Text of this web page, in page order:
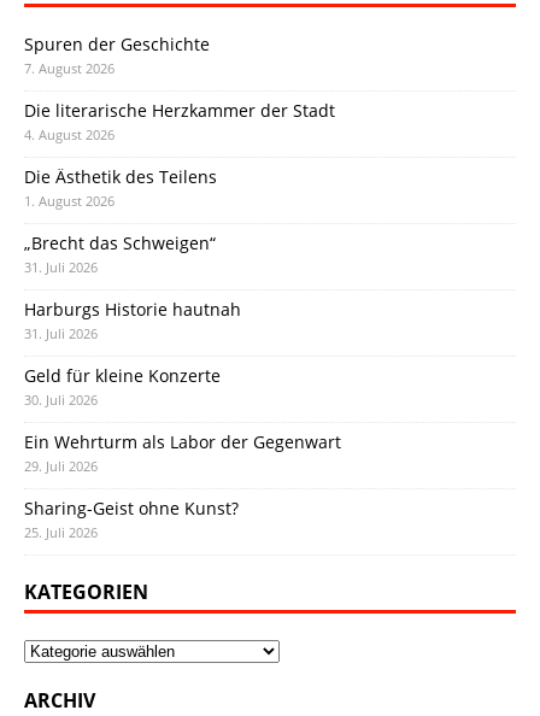
Spuren der Geschichte
7. August 2026
Die literarische Herzkammer der Stadt
4. August 2026
Die Ästhetik des Teilens
1. August 2026
„Brecht das Schweigen“
31. Juli 2026
Harburgs Historie hautnah
31. Juli 2026
Geld für kleine Konzerte
30. Juli 2026
Ein Wehrturm als Labor der Gegenwart
29. Juli 2026
Sharing-Geist ohne Kunst?
25. Juli 2026
KATEGORIEN
Kategorien
ARCHIV